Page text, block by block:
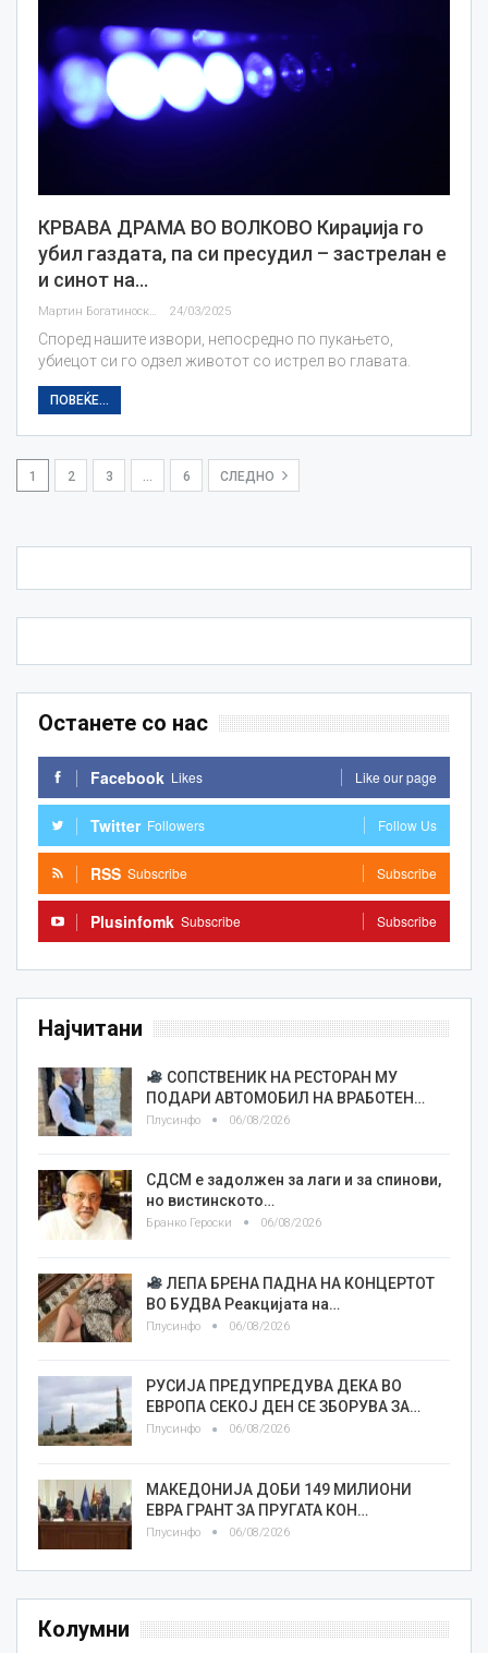
КРВАВА ДРАМА ВО ВОЛКОВО Кираџија го
убил газдата, па си пресудил – застрелан е
и синот на…
24/03/2025
Според нашите извори, непосредно по пукањето,
убиецот си го одзел животот со истрел во главата.
ПОВЕЌЕ...
1 2 3 6 СЛЕДНО
Останете со нас
Facebook Likes Like our page
Twitter Followers Follow Us
RSS Subscribe Subscribe
Plusinfomk Subscribe Subscribe
Најчитани
СОПСТВЕНИК НА РЕСТОРАН МУ
ПОДАРИ АВТОМОБИЛ НА ВРАБОТЕН…
Плусинфо 06/08/2026
СДСМ е задолжен за лаги и за спинови,
но вистинското…
Бранко Героски 06/08/2026
ЛЕПА БРЕНА ПАДНА НА КОНЦЕРТОТ
ВО БУДВА Реакцијата на…
Плусинфо 06/08/2026
РУСИЈА ПРЕДУПРЕДУВА ДЕКА ВО
ЕВРОПА СЕКОЈ ДЕН СЕ ЗБОРУВА ЗА…
Плусинфо 06/08/2026
МАКЕДОНИЈА ДОБИ 149 МИЛИОНИ
ЕВРА ГРАНТ ЗА ПРУГАТА КОН…
Плусинфо 06/08/2026
Колумни